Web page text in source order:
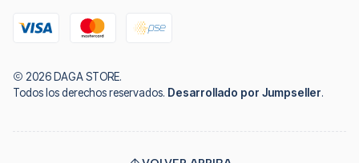
2026 DAGA STORE.
Todos los derechos reservados. Desarrollado por Jumpseller.